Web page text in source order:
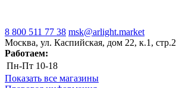
8 800 511 77 38 msk@arlight.market
Москва, ул. Каспийская, дом 22, к.1, стр.2
Работаем:
Пн-Пт 10-18
Показать все магазины